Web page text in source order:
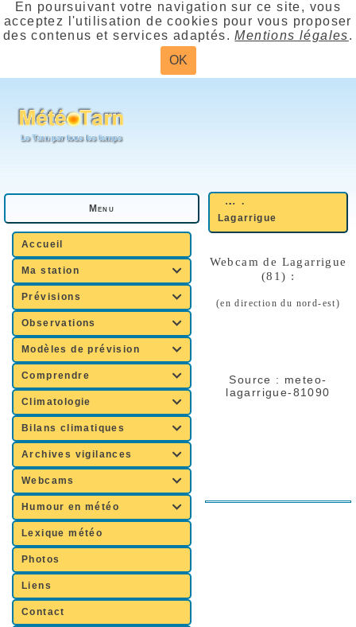
En poursuivant votre navigation sur ce site, vous
acceptez l'utilisation de cookies pour vous proposer
des contenus et services adaptés.Mentions légales.
OK
Menu
Accueil
Ma station 
Prévisions 
Observations 
Modèles de prévision 
Comprendre 
Climatologie 
Bilans climatiques 
Archives vigilances 
Webcams 
Humour en météo 
Lexique météo
Photos
Liens
Contact
Webcam
Lagarrigue
Webcam de Lagarrigue
(81) :
(en direction du nord-est)
Source : meteo-
lagarrigue-81090